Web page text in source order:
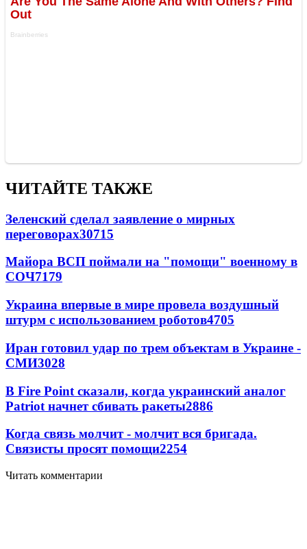
ЧИТАЙТЕ ТАКЖЕ
Зеленский сделал заявление о мирных
переговорах30715
Майора ВСП поймали на "помощи" военному в
СОЧ7179
Украина впервые в мире провела воздушный
штурм с использованием роботов4705
Иран готовил удар по трем объектам в Украине -
СМИ3028
В Fire Point сказали, когда украинский аналог
Patriot начнет сбивать ракеты2886
Когда связь молчит - молчит вся бригада.
Связисты просят помощи2254
Читать комментарии